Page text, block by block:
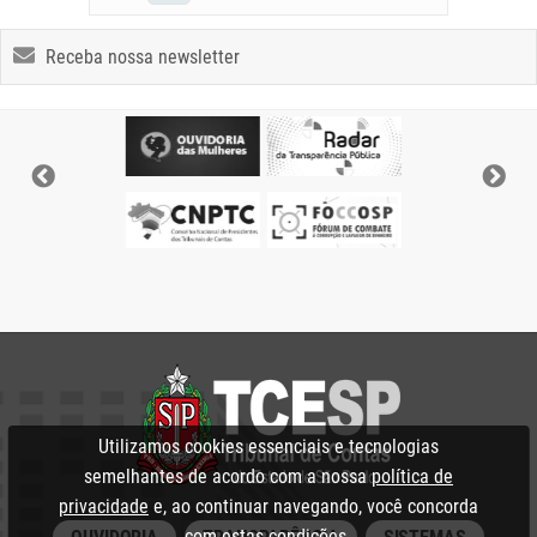
Receba nossa newsletter
Utilizamos cookies essenciais e tecnologias
semelhantes de acordo com a nossapolítica de
privacidade e, ao continuar navegando, você concorda